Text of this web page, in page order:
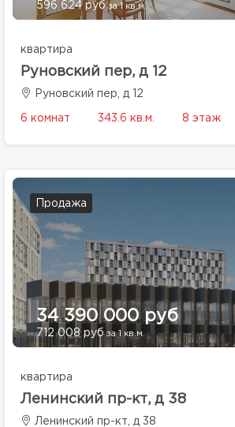
596 624 рубза 1 кв.м.
квартира
Руновский пер, д 12
Руновский пер, д 12
6 комнат 343.6 кв.м. 8 этаж
Продажа
34 390 000 руб
712 008 рубза 1 кв.м.
квартира
Ленинский пр-кт, д 38
Ленинский пр-кт, д 38